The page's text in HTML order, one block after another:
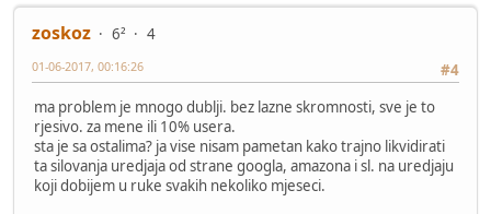
zoskoz 6²
4
#4
01-06-2017, 00:16:26
ma problem je mnogo dublji. bez lazne skromnosti, sve je to
rjesivo. za mene ili 10% usera.
sta je sa ostalima? ja vise nisam pametan kako trajno likvidirati
ta silovanja uredjaja od strane googla, amazona i sl. na uredjaju
koji dobijem u ruke svakih nekoliko mjeseci.